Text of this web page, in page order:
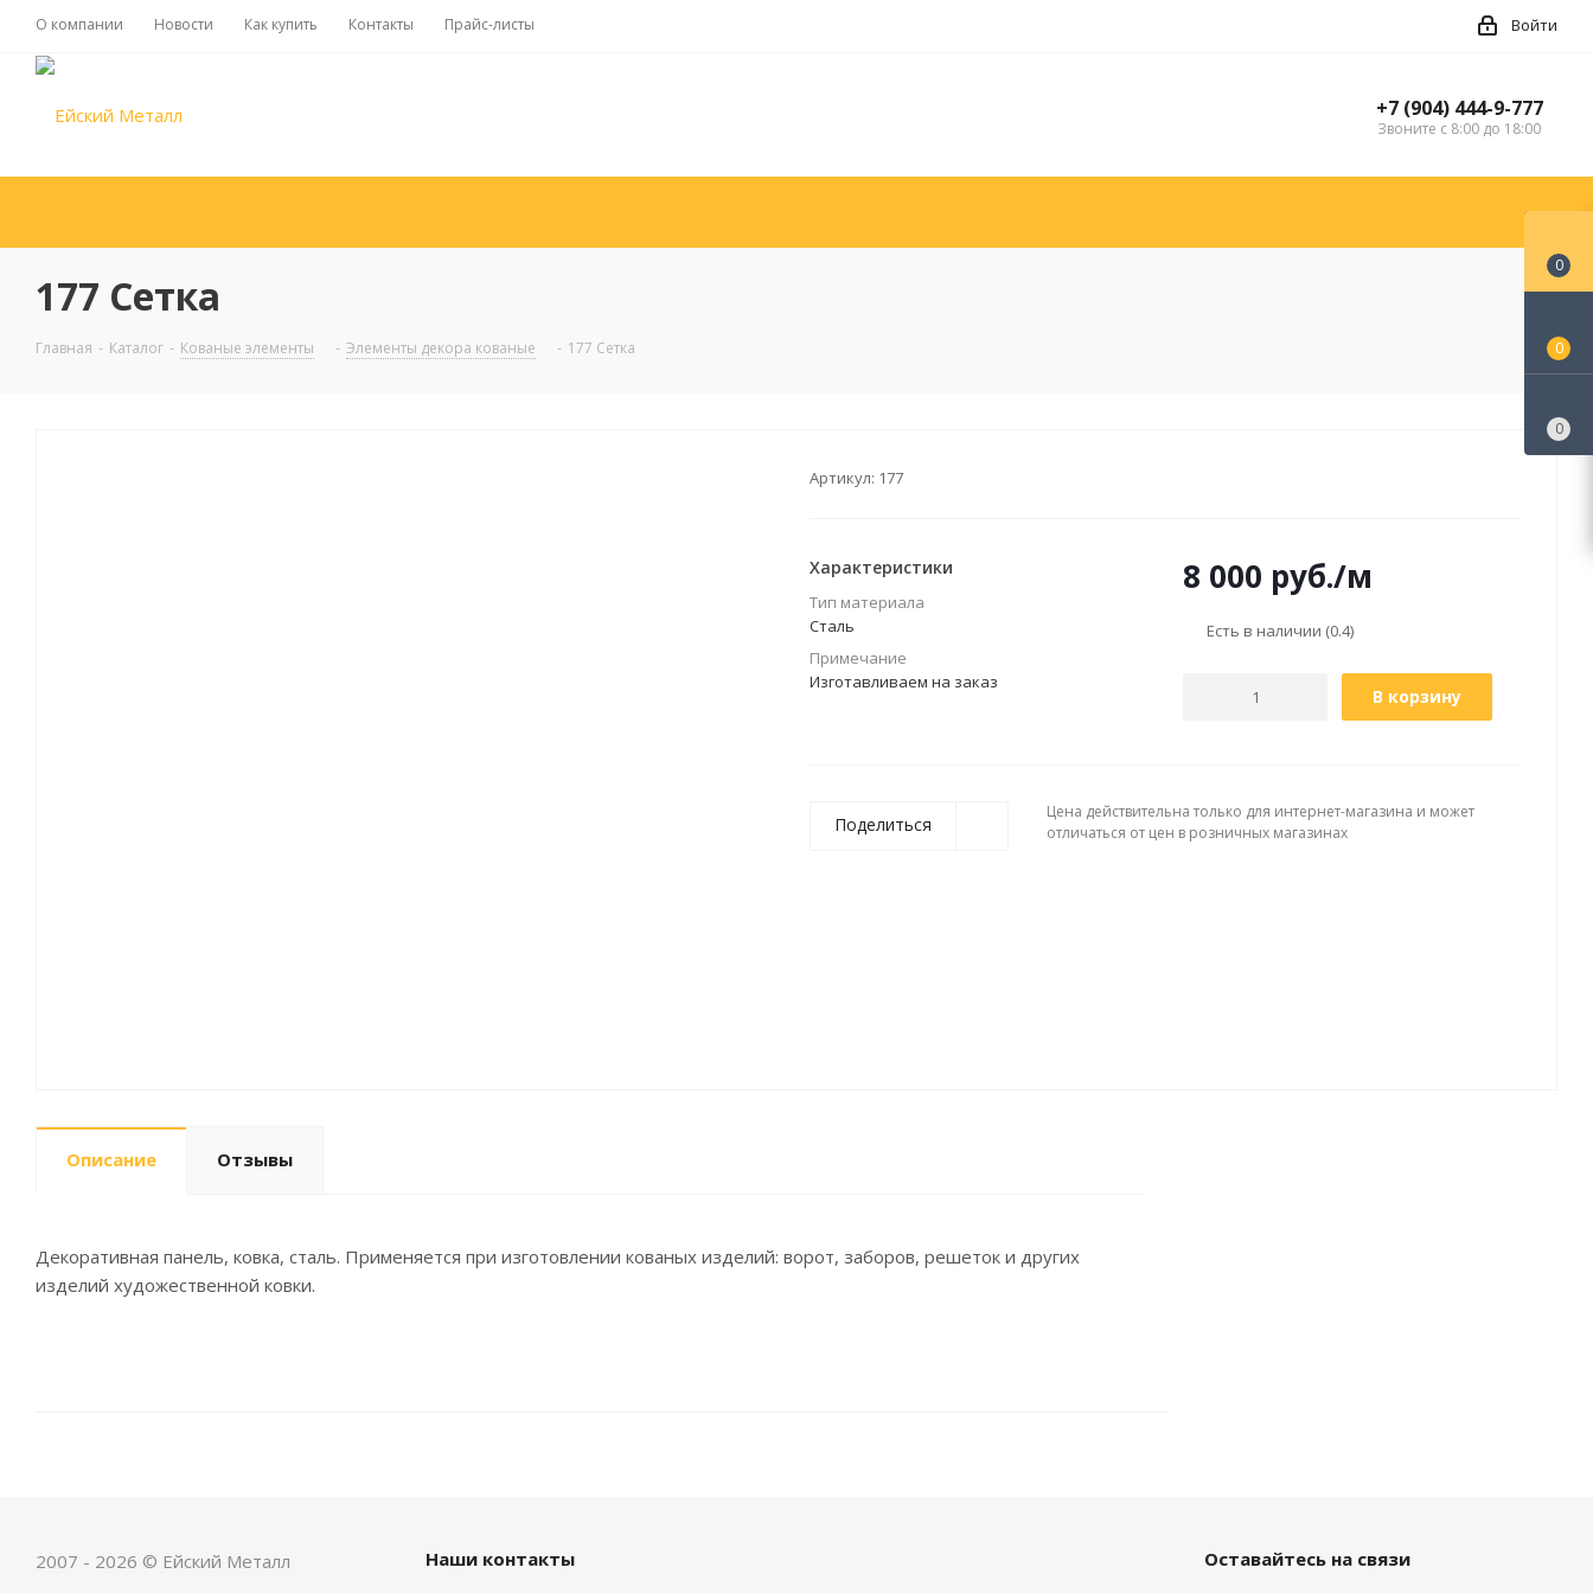
О компании Новости Как купить Контакты Прайс-листы Войти
+7 (904) 444-9-777
Звоните с 8:00 до 18:00
177 Сетка
Главная - Каталог - Кованые элементы - Элементы декора кованые - 177 Сетка
Артикул: 177
Характеристики
Тип материала
Сталь
Примечание
Изготавливаем на заказ
8 000 руб./м
Есть в наличии (0.4)
В корзину
Поделиться
Цена действительна только для интернет-магазина и может
отличаться от цен в розничных магазинах
Описание Отзывы
Декоративная панель, ковка, сталь. Применяется при изготовлении кованых изделий: ворот, заборов, решеток и других
изделий художественной ковки.
2007 - 2026 © Ейский Металл Наши контакты Оставайтесь на связи
0
0
0